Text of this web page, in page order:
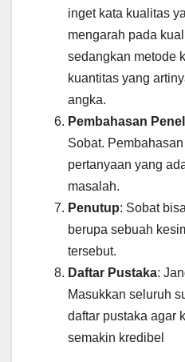
inget kata kualitas
mengarah pada
sedangkan metode
kuantitas yang
angka.
Pembahasan
Sobat.
pertanyaan yang
masalah.
Penutup: Sobat
berupa sebuah
tersebut.
Daftar Pustaka:
Masukkan seluruh
daftar pustaka agar
semakin kredibel